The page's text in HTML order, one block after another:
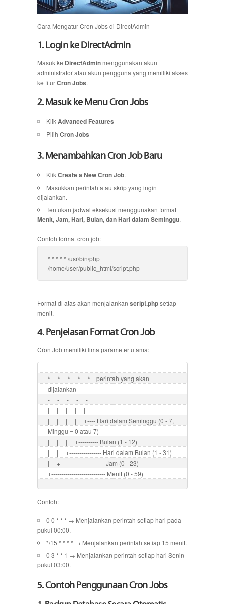
Cara Mengatur Cron Jobs di DirectAdmin
1. Login ke DirectAdmin
Masuk ke DirectAdminmenggunakan akun
administrator atau akun pengguna yang memiliki akses
ke fiturCron Jobs.
2. Masuk ke Menu Cron Jobs
KlikAdvanced Features
Pilih Cron Jobs
3. Menambahkan Cron Job Baru
KlikCreate a New Cron Job.
Masukkan perintah atau skrip yang ingin
dijalankan.
Tentukan jadwal eksekusi menggunakan format
Menit, Jam, Hari, Bulan, dan Hari dalam Seminggu.
Contoh format cron job:
* * * * * /usr/bin/php
/home/user/public_html/script.php
Format di atas akan menjalankan script.phpsetiap
menit.
4. Penjelasan Format Cron Job
Cron Job memiliki lima parameter utama:
*     *     *     *     *    perintah yang akan
dijalankan
-     -     -     -     -
|     |     |     |     |
|     |     |     |     +---- Hari dalam Seminggu (0 - 7,
Minggu = 0 atau 7)
|     |     |     +---------- Bulan (1 - 12)
|     |     +---------------- Hari dalam Bulan (1 - 31)
|     +---------------------- Jam (0 - 23)
+--------------------------- Menit (0 - 59)
Contoh:
0 0 * * * → Menjalankan perintah setiap hari pada
pukul 00:00.
*/15 * * * * → Menjalankan perintah setiap 15 menit.
0 3 * * 1 → Menjalankan perintah setiap hari Senin
pukul 03:00.
5. Contoh Penggunaan Cron Jobs